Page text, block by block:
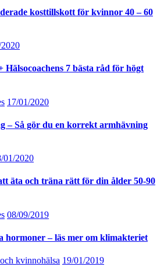
kosttillskott för kvinnor 40 – 60
Hälsocoachens 7 bästa råd för högt
17/01/2020
– Så gör du en korrekt armhävning
01/2020
äta och träna rätt för din ålder 50-90
08/09/2019
hormoner – läs mer om klimakteriet
kvinnohälsa 19/01/2019